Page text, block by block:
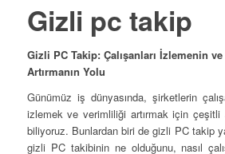
Gizli pc takip
Gizli PC Takip: Çalışanları İzlemenin
Artırmanın Yolu
Günümüz iş dünyasında, şirketlerin
izlemek ve verimliliği artırmak için çeşitli
biliyoruz. Bunlardan biri de gizli PC takip
gizli PC takibinin ne olduğunu, nasıl